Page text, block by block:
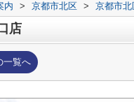
内 > 京都市北区 > 京都市
店
一覧へ